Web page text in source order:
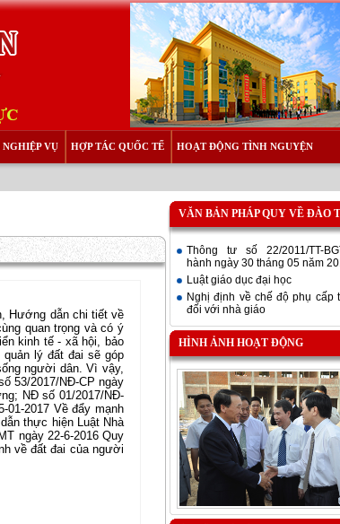
VỤ HỢP TÁC QUỐC TẾ HOẠT ĐỘNG TÌNH NGUYỆN
Hướng dẫn chi tiết về
quan trọng và có ý
kinh tế - xã hội, bảo
lý đất đai sẽ góp
người dân. Vì vậy,
53/2017/NĐ-CP ngày
NĐ số 01/2017/NĐ-
01-2017 Về đẩy mạnh
thực hiện Luật Nhà
ngày 22-6-2016 Quy
về đất đai của người
VĂN BẢN PHÁP QUY VỀ ĐÀO
Thông tư số 22/2011/TT-
hành ngày 30 tháng 05 năm
Luật giáo dục đại học
Nghị định về chế độ phụ cấp
đối với nhà giáo
HÌNH ẢNH HOẠT ĐỘNG